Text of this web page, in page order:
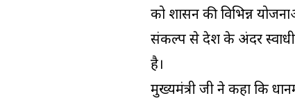
को शासन की विभिन्न
संकल्प से देश के अंदर
है।
मुख्यमंत्री जी ने कहा कि